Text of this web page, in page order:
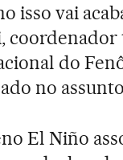
isso vai
do
no
El Niño